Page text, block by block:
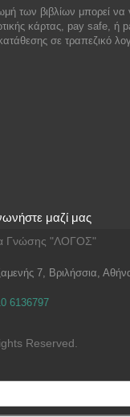
των βιβλίων μπορεί να
κάρτας, pay safe, ή
σε τραπεζικό
Reserved.
μαζί μας
Γνώσης "ΛΟΓΟΣ"
7, Βριλήσσια,
6136797